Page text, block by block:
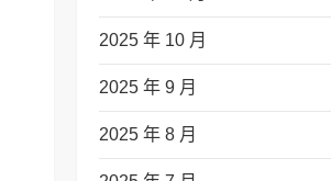
2025 年 10 月
2025 年 9 月
2025 年 8 月